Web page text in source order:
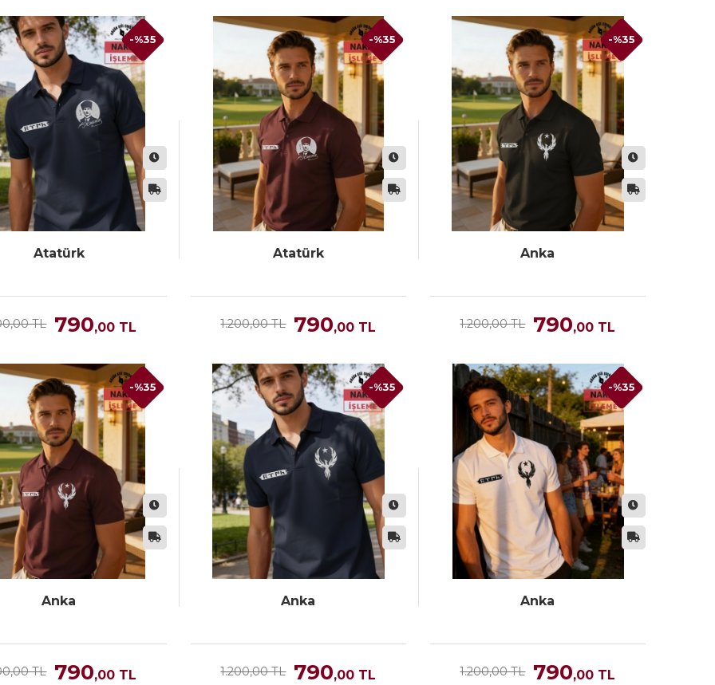
Atatürk
TL 790,00 TL
-%35
Atatürk
1.200,00 TL 790,00 TL
-%35
Anka
1.200,00 TL 790,00 TL
-%35
Anka
TL 790,00 TL
-%35
Anka
1.200,00 TL 790,00 TL
-%35
Anka
1.200,00 TL 790,00 TL
-%35